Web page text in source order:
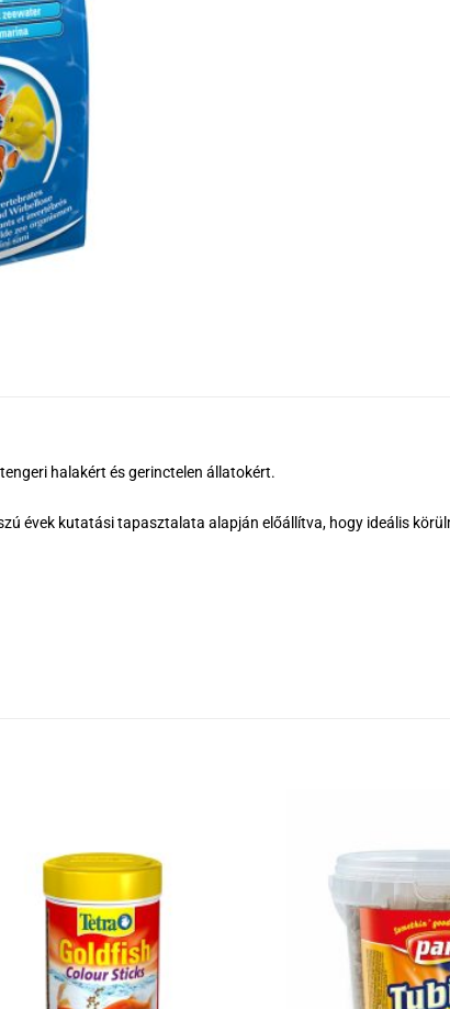
halakért és gerinctelen állatokért.
évek kutatási tapasztalata alapján előállítva, hogy ideális